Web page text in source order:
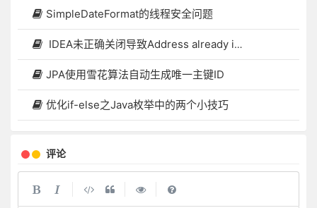
SimpleDateFormat的线程安全问题
IDEA未正确关闭导致Address already in use: bind
JPA使用雪花算法自动生成唯一主键ID
优化if-else之Java枚举中的两个小技巧
评论